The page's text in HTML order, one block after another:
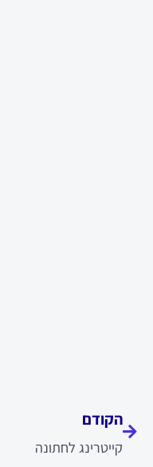
הקודם
קייטרינג לחתונה